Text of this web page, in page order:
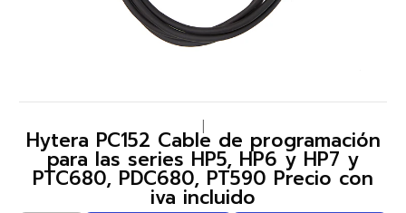
Hytera PC152 Cable de programación
para las series HP5, HP6 y HP7 y
PTC680, PDC680, PT590 Precio con
iva incluido